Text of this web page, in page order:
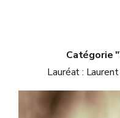
Catégorie
Lauréat :